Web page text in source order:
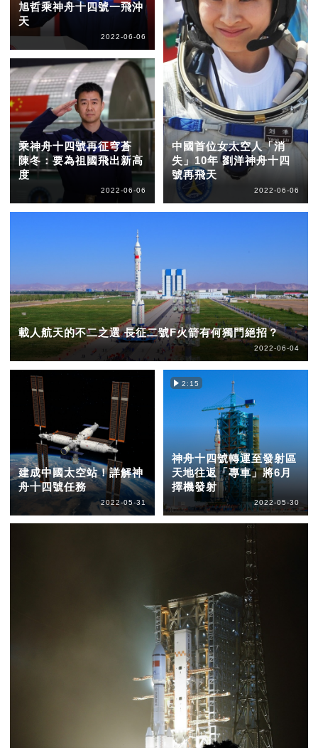
旭哲乘神舟十四號一飛沖
天
2022-06-06
乘神舟十四號再征穹蒼
陳冬：要為祖國飛出新高
度
2022-06-06
中國首位女太空人「消
失」10年 劉洋神舟十四
號再飛天
2022-06-06
載人航天的不二之選 長征二號F火箭有何獨門絕招？
2022-06-04
建成中國太空站！詳解神
舟十四號任務
2022-05-31
2:15
神舟十四號轉運至發射區
天地往返「專車」將6月
擇機發射
2022-05-30